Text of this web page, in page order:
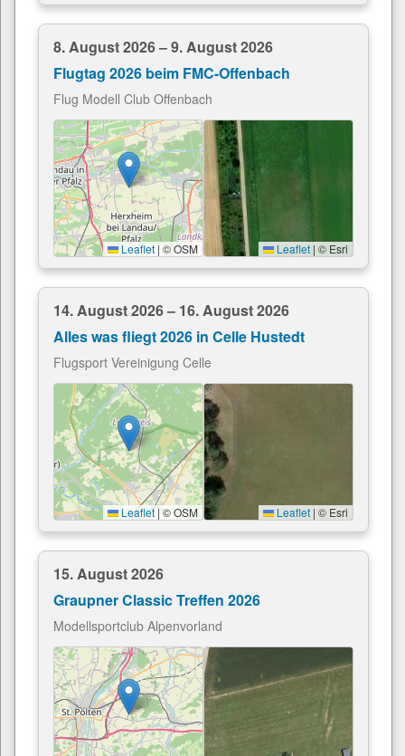
8. August 2026 – 9. August 2026
Flugtag 2026 beim FMC-Offenbach
Flug Modell Club Offenbach
Leaflet | © OSM Leaflet | © Esri
14. August 2026 – 16. August 2026
Alles was fliegt 2026 in Celle Hustedt
Flugsport Vereinigung Celle
Leaflet | © OSM Leaflet | © Esri
15. August 2026
Graupner Classic Treffen 2026
Modellsportclub Alpenvorland